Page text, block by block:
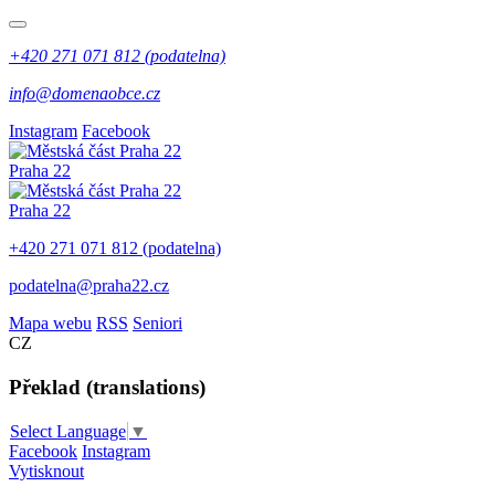
+420 271 071 812 (podatelna)
info@domenaobce.cz
Instagram Facebook
Praha 22
Praha 22
+420 271 071 812 (podatelna)
podatelna@praha22.cz
Mapa webu RSS Seniori
CZ
Překlad (translations)
Select Language ▼
Facebook Instagram
Vytisknout